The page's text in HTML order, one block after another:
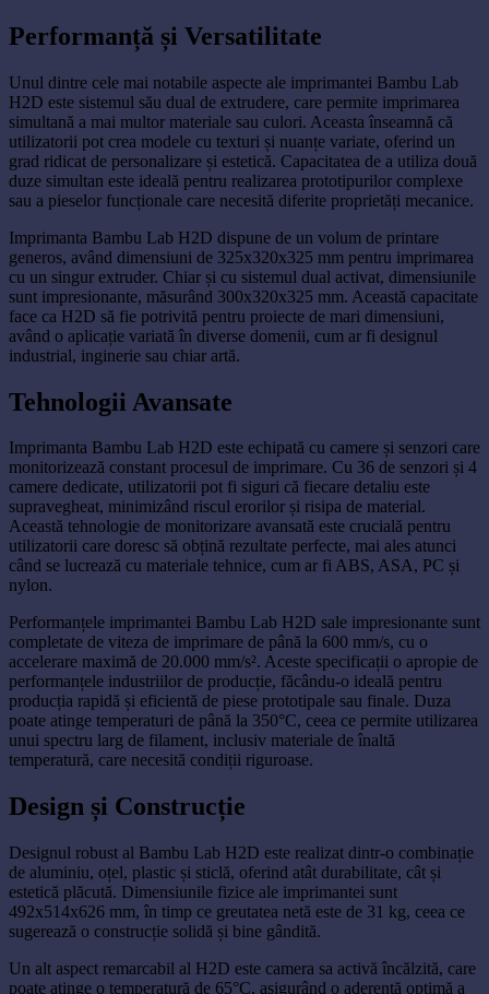
Performanță și Versatilitate
Unul dintre cele mai notabile aspecte ale imprimantei Bambu Lab
H2D este sistemul său dual de extrudere, care permite imprimarea
simultană a mai multor materiale sau culori. Aceasta înseamnă că
utilizatorii pot crea modele cu texturi și nuanțe variate, oferind un
grad ridicat de personalizare și estetică. Capacitatea de a utiliza două
duze simultan este ideală pentru realizarea prototipurilor complexe
sau a pieselor funcționale care necesită diferite proprietăți mecanice.
Imprimanta Bambu Lab H2D dispune de un volum de printare
generos, având dimensiuni de 325x320x325 mm pentru imprimarea
cu un singur extruder. Chiar și cu sistemul dual activat, dimensiunile
sunt impresionante, măsurând 300x320x325 mm. Această capacitate
face ca H2D să fie potrivită pentru proiecte de mari dimensiuni,
având o aplicație variată în diverse domenii, cum ar fi designul
industrial, inginerie sau chiar artă.
Tehnologii Avansate
Imprimanta Bambu Lab H2D este echipată cu camere și senzori care
monitorizează constant procesul de imprimare. Cu 36 de senzori și 4
camere dedicate, utilizatorii pot fi siguri că fiecare detaliu este
supravegheat, minimizând riscul erorilor și risipa de material.
Această tehnologie de monitorizare avansată este crucială pentru
utilizatorii care doresc să obțină rezultate perfecte, mai ales atunci
când se lucrează cu materiale tehnice, cum ar fi ABS, ASA, PC și
nylon.
Performanțele imprimantei Bambu Lab H2D sale impresionante sunt
completate de viteza de imprimare de până la 600 mm/s, cu o
accelerare maximă de 20.000 mm/s². Aceste specificații o apropie de
performanțele industriilor de producție, făcându-o ideală pentru
producția rapidă și eficientă de piese prototipale sau finale. Duza
poate atinge temperaturi de până la 350°C, ceea ce permite utilizarea
unui spectru larg de filament, inclusiv materiale de înaltă
temperatură, care necesită condiții riguroase.
Design și Construcție
Designul robust al Bambu Lab H2D este realizat dintr-o combinație
de aluminiu, oțel, plastic și sticlă, oferind atât durabilitate, cât și
estetică plăcută. Dimensiunile fizice ale imprimantei sunt
492x514x626 mm, în timp ce greutatea netă este de 31 kg, ceea ce
sugerează o construcție solidă și bine gândită.
Un alt aspect remarcabil al H2D este camera sa activă încălzită, care
poate atinge o temperatură de 65°C, asigurând o aderență optimă a